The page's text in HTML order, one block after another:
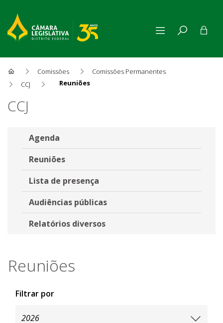
Comissões
Comissões Permanentes
CCJ
Reuniões
Reuniões
CCJ
Agenda
Reuniões
Lista de presença
Audiências públicas
Relatórios diversos
Reuniões
Filtrar por